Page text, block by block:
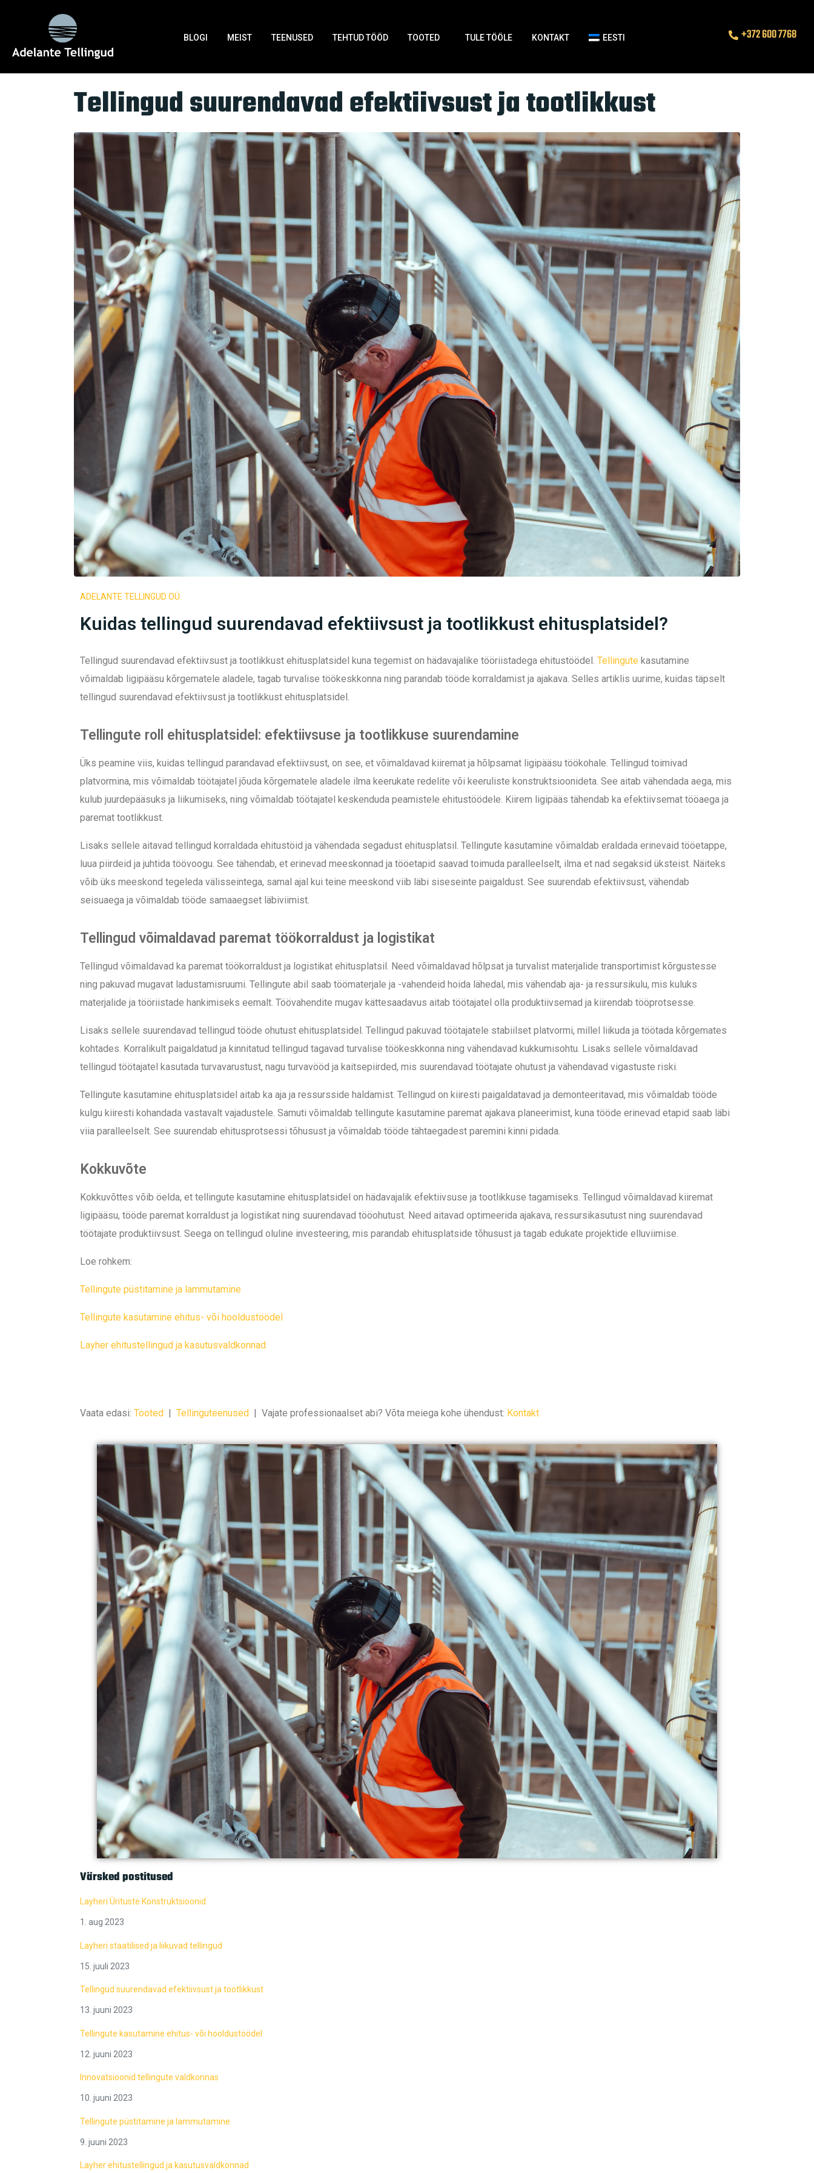
BLOGI MEIST TEENUSED TEHTUD TÖÖD TOOTED TULE TÖÖLE KONTAKT EESTI +372 600 7768
Silt:
Home
Tellingud suurendavad efektiivsust ja tootlikkust
ADELANTE TELLINGUD OÜ.
Kuidas tellingud suurendavad efektiivsust ja tootlikkust ehitusplatsidel?
Tellingud suurendavad efektiivsust ja tootlikkust ehitusplatsidel kuna tegemist on hädavajalike tööriistadega ehitustöödel. Tellingute kasutamine
võimaldab ligipääsu kõrgematele aladele, tagab turvalise töökeskkonna ning parandab tööde korraldamist ja ajakava. Selles artiklis uurime, kuidas täpselt
tellingud suurendavad efektiivsust ja tootlikkust ehitusplatsidel.
Tellingute roll ehitusplatsidel: efektiivsuse ja tootlikkuse suurendamine
Üks peamine viis, kuidas tellingud parandavad efektiivsust, on see, et võimaldavad kiiremat ja hõlpsamat ligipääsu töökohale. Tellingud toimivad
platvormina, mis võimaldab töötajatel jõuda kõrgematele aladele ilma keerukate redelite või keeruliste konstruktsioonideta. See aitab vähendada aega, mis
kulub juurdepääsuks ja liikumiseks, ning võimaldab töötajatel keskenduda peamistele ehitustöödele. Kiirem ligipääs tähendab ka efektiivsemat tööaega ja
paremat tootlikkust.
Lisaks sellele aitavad tellingud korraldada ehitustöid ja vähendada segadust ehitusplatsil. Tellingute kasutamine võimaldab eraldada erinevaid tööetappe,
luua piirdeid ja juhtida töövoogu. See tähendab, et erinevad meeskonnad ja tööetapid saavad toimuda paralleelselt, ilma et nad segaksid üksteist. Näiteks
võib üks meeskond tegeleda välisseintega, samal ajal kui teine meeskond viib läbi siseseinte paigaldust. See suurendab efektiivsust, vähendab
seisuaega ja võimaldab tööde samaaegset läbiviimist.
Tellingud võimaldavad paremat töökorraldust ja logistikat
Tellingud võimaldavad ka paremat töökorraldust ja logistikat ehitusplatsil. Need võimaldavad hõlpsat ja turvalist materjalide transportimist kõrgustesse
ning pakuvad mugavat ladustamisruumi. Tellingute abil saab töömaterjale ja -vahendeid hoida lähedal, mis vähendab aja- ja ressursikulu, mis kuluks
materjalide ja tööriistade hankimiseks eemalt. Töövahendite mugav kättesaadavus aitab töötajatel olla produktiivsemad ja kiirendab tööprotsesse.
Lisaks sellele suurendavad tellingud tööde ohutust ehitusplatsidel. Tellingud pakuvad töötajatele stabiilset platvormi, millel liikuda ja töötada kõrgemates
kohtades. Korralikult paigaldatud ja kinnitatud tellingud tagavad turvalise töökeskkonna ning vähendavad kukkumisohtu. Lisaks sellele võimaldavad
tellingud töötajatel kasutada turvavarustust, nagu turvavööd ja kaitsepiirded, mis suurendavad töötajate ohutust ja vähendavad vigastuste riski.
Tellingute kasutamine ehitusplatsidel aitab ka aja ja ressursside haldamist. Tellingud on kiiresti paigaldatavad ja demonteeritavad, mis võimaldab tööde
kulgu kiiresti kohandada vastavalt vajadustele. Samuti võimaldab tellingute kasutamine paremat ajakava planeerimist, kuna tööde erinevad etapid saab läbi
viia paralleelselt. See suurendab ehitusprotsessi tõhusust ja võimaldab tööde tähtaegadest paremini kinni pidada.
Kokkuvõte
Kokkuvõttes võib öelda, et tellingute kasutamine ehitusplatsidel on hädavajalik efektiivsuse ja tootlikkuse tagamiseks. Tellingud võimaldavad kiiremat
ligipääsu, tööde paremat korraldust ja logistikat ning suurendavad tööohutust. Need aitavad optimeerida ajakava, ressursikasutust ning suurendavad
töötajate produktiivsust. Seega on tellingud oluline investeering, mis parandab ehitusplatside tõhusust ja tagab edukate projektide elluviimise.
Loe rohkem:
Tellingute püstitamine ja lammutamine
Tellingute kasutamine ehitus- või hooldustöödel
Layher ehitustellingud ja kasutusvaldkonnad
Vaata edasi: Tooted Tellinguteenused Vajate professionaalset abi? Võta meiega kohe ühendust: Kontakt
Värsked postitused
Layheri Ürituste Konstruktsioonid
1. aug 2023
Layheri staatilised ja liikuvad tellingud
15. juuli 2023
Tellingud suurendavad efektiivsust ja tootlikkust
13. juuni 2023
Tellingute kasutamine ehitus- või hooldustöödel
12. juuni 2023
Innovatsioonid tellingute valdkonnas
10. juuni 2023
Tellingute püstitamine ja lammutamine
9. juuni 2023
Layher ehitustellingud ja kasutusvaldkonnad